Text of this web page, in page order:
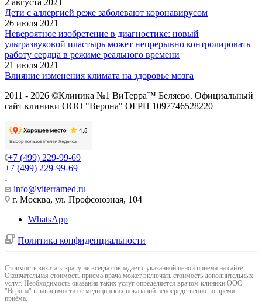
2 августа 2021
Дети с аллергией реже заболевают коронавирусом
26 июля 2021
Невероятное изобретение в диагностике: новый
ультразвуковой пластырь может непрерывно контролировать
работу сердца в режиме реального времени
21 июля 2021
Влияние изменения климата на здоровье мозга
2011 - 2026 ©Клиника №1 ВиТерра™ Беляево. Официальный
сайт клиники ООО "Верона" ОГРН 1097746528220
+7 (499) 229-99-69
+7 (499) 229-99-69
info@viterramed.ru
г. Москва, ул. Профсоюзная, 104
WhatsApp
Политика конфиденциальности
Cтоимость визита к врачу не всегда совпадает с указанной ценой приёма на сайте.
Окончательная стоимость приема врача может включать стоимость дополнительных
услуг. Необходимость оказания таких услуг определяется врачом клиники ООО
"Верона" в зависимости от медицинских показаний непосредственно во время
приёма.